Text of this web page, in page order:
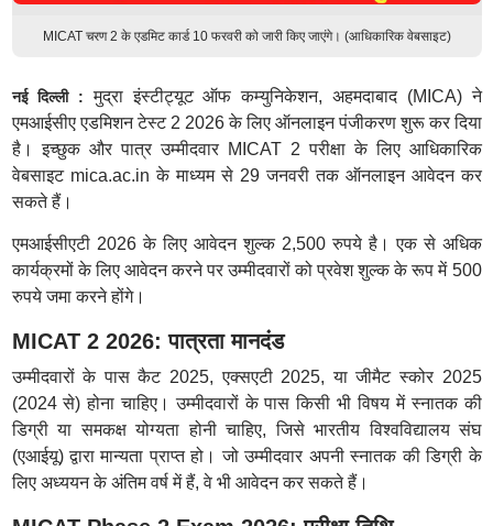
MICAT चरण 2 के एडमिट कार्ड 10 फरवरी को जारी किए जाएंगे। (आधिकारिक वेबसाइट)
नई दिल्ली : मुद्रा इंस्टीट्यूट ऑफ कम्युनिकेशन, अहमदाबाद (MICA) ने
एमआईसीए एडमिशन टेस्ट 2 2026 के लिए ऑनलाइन पंजीकरण शुरू कर दिया
है। इच्छुक और पात्र उम्मीदवार MICAT 2 परीक्षा के लिए आधिकारिक
वेबसाइट mica.ac.in के माध्यम से 29 जनवरी तक ऑनलाइन आवेदन कर
सकते हैं।
एमआईसीएटी 2026 के लिए आवेदन शुल्क 2,500 रुपये है। एक से अधिक
कार्यक्रमों के लिए आवेदन करने पर उम्मीदवारों को प्रवेश शुल्क के रूप में 500
रुपये जमा करने होंगे।
MICAT 2 2026: पात्रता मानदंड
उम्मीदवारों के पास कैट 2025, एक्सएटी 2025, या जीमैट स्कोर 2025
(2024 से) होना चाहिए। उम्मीदवारों के पास किसी भी विषय में स्नातक की
डिग्री या समकक्ष योग्यता होनी चाहिए, जिसे भारतीय विश्वविद्यालय संघ
(एआईयू) द्वारा मान्यता प्राप्त हो। जो उम्मीदवार अपनी स्नातक की डिग्री के
लिए अध्ययन के अंतिम वर्ष में हैं, वे भी आवेदन कर सकते हैं।